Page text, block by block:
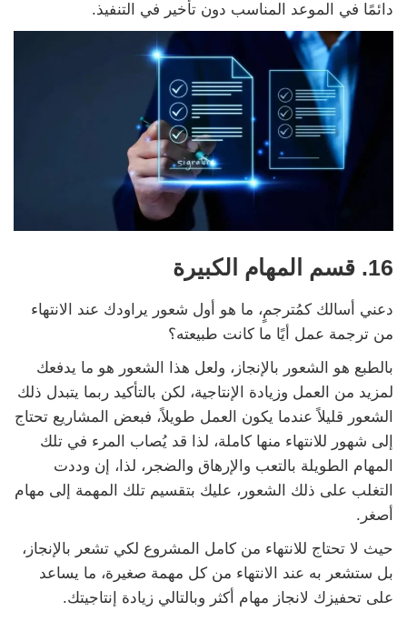
دائمًا في الموعد المناسب دون تأخير في التنفيذ.
16. قسم المهام الكبيرة
دعني أسالك كمُترجمٍ، ما هو أول شعور يراودك عند الانتهاء
من ترجمة عمل أيًا ما كانت طبيعته؟
بالطبع هو الشعور بالإنجاز، ولعل هذا الشعور هو ما يدفعك
لمزيد من العمل وزيادة الإنتاجية، لكن بالتأكيد ربما يتبدل ذلك
الشعور قليلاً عندما يكون العمل طويلاً، فبعض المشاريع تحتاج
إلى شهور للانتهاء منها كاملة، لذا قد يُصاب المرء في تلك
المهام الطويلة بالتعب والإرهاق والضجر، لذا، إن وددت
التغلب على ذلك الشعور، عليك بتقسيم تلك المهمة إلى مهام
أصغر.
حيث لا تحتاج للانتهاء من كامل المشروع لكي تشعر بالإنجاز،
بل ستشعر به عند الانتهاء من كل مهمة صغيرة، ما يساعد
على تحفيزك لانجاز مهام أكثر وبالتالي زيادة إنتاجيتك.